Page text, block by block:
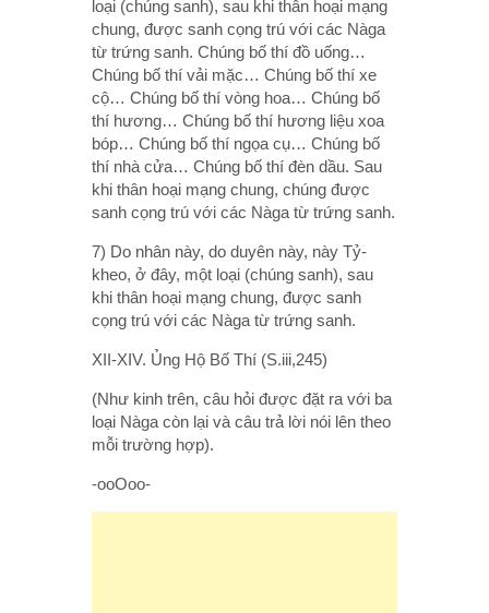
loại (chúng sanh), sau khi thân hoại mạng
chung, được sanh cọng trú với các Nàga
từ trứng sanh. Chúng bố thí đồ uống…
Chúng bố thí vải mặc… Chúng bố thí xe
cộ… Chúng bố thí vòng hoa… Chúng bố
thí hương… Chúng bố thí hương liệu xoa
bóp… Chúng bố thí ngọa cụ… Chúng bố
thí nhà cửa… Chúng bố thí đèn dầu. Sau
khi thân hoại mạng chung, chúng được
sanh cọng trú với các Nàga từ trứng sanh.
7) Do nhân này, do duyên này, này Tỷ-
kheo, ở đây, một loại (chúng sanh), sau
khi thân hoại mạng chung, được sanh
cọng trú với các Nàga từ trứng sanh.
XII-XIV. Ủng Hộ Bố Thí (S.iii,245)
(Như kinh trên, câu hỏi được đặt ra với ba
loại Nàga còn lại và câu trả lời nói lên theo
mỗi trường hợp).
-ooOoo-